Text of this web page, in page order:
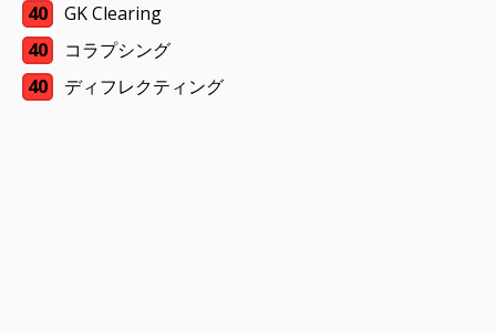
40
GK Clearing
40
コラプシング
40
ディフレクティング